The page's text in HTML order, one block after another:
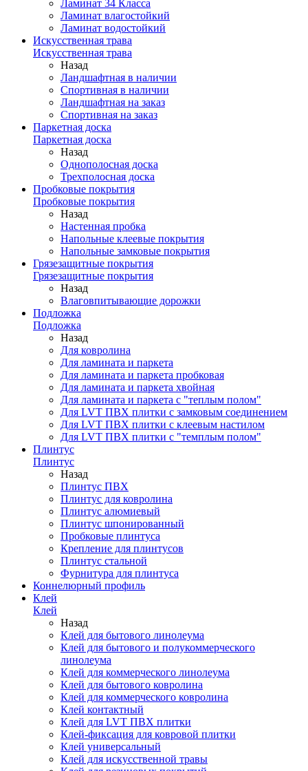
Ламинат 34 Класса
Ламинат влагостойкий
Ламинат водостойкий
Искусственная трава
Искусственная трава
Назад
Ландшафтная в наличии
Спортивная в наличии
Ландшафтная на заказ
Спортивная на заказ
Паркетная доска
Паркетная доска
Назад
Однополосная доска
Трехполосная доска
Пробковые покрытия
Пробковые покрытия
Назад
Настенная пробка
Напольные клеевые покрытия
Напольные замковые покрытия
Грязезащитные покрытия
Грязезащитные покрытия
Назад
Влаговпитывающие дорожки
Подложка
Подложка
Назад
Для ковролина
Для ламината и паркета
Для ламината и паркета пробковая
Для ламината и паркета хвойная
Для ламината и паркета с "теплым полом"
Для LVT ПВХ плитки с замковым соединением
Для LVT ПВХ плитки с клеевым настилом
Для LVT ПВХ плитки с "темплым полом"
Плинтус
Плинтус
Назад
Плинтус ПВХ
Плинтус для ковролина
Плинтус алюмиевый
Плинтус шпонированный
Пробковые плинтуса
Крепление для плинтусов
Плинтус стальной
Фурнитура для плинтуса
Коннелюрный профиль
Клей
Клей
Назад
Клей для бытового линолеума
Клей для бытового и полукоммерческого
линолеума
Клей для коммерческого линолеума
Клей для бытового ковролина
Клей для коммерческого ковролина
Клей контактный
Клей для LVT ПВХ плитки
Клей-фиксация для ковровой плитки
Клей универсальный
Клей для искусственной травы